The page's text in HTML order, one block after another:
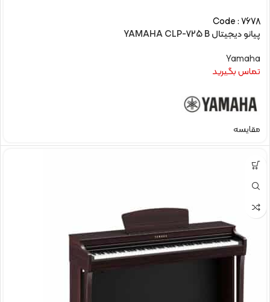
Code : 7678
پیانو دیجیتال YAMAHA CLP-725 B
Yamaha
تماس بگیرید
مقایسه